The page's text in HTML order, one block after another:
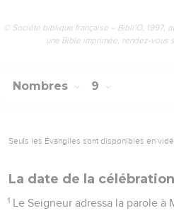
© Société biblique française – Bibli’O, 1997,
une Bible imprimée, rendez-vous
Nombres 9
Seuls les Évangiles sont disponibles en
La date de la
1 Le Seigneur adressa la parole à